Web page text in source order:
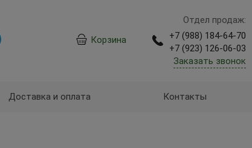
Корзина
Отдел продаж:
+7 (988) 184-64-70
+7 (923) 126-06-03
Заказать звонок
Доставка и оплата Контакты